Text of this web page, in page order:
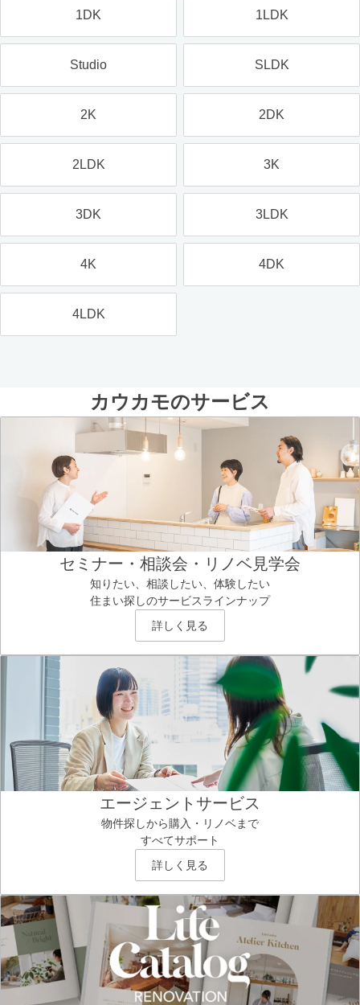
1DK 1LDK
Studio SLDK
2K 2DK
2LDK 3K
3DK 3LDK
4K 4DK
4LDK
カウカモのサービス
セミナー・相談会・リノベ見学会
知りたい、相談したい、体験したい
住まい探しのサービスラインナップ
詳しく見る
エージェントサービス
物件探しから購入・リノベまで
すべてサポート
詳しく見る